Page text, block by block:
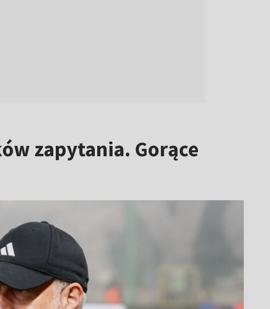
zapytania. Gorące